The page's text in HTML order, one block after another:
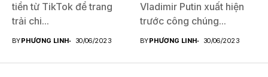
tiền từ TikTok để trang
trải chi...
BYPHƯƠNG LINH 30/06/2023
Vladimir Putin xuất hiện
trước công chúng...
BYPHƯƠNG LINH 30/06/2023